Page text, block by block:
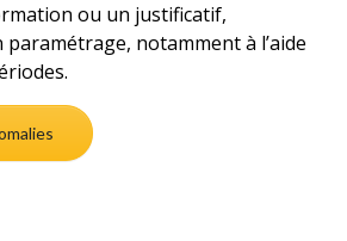
ou un justificatif,
notamment à l’aide